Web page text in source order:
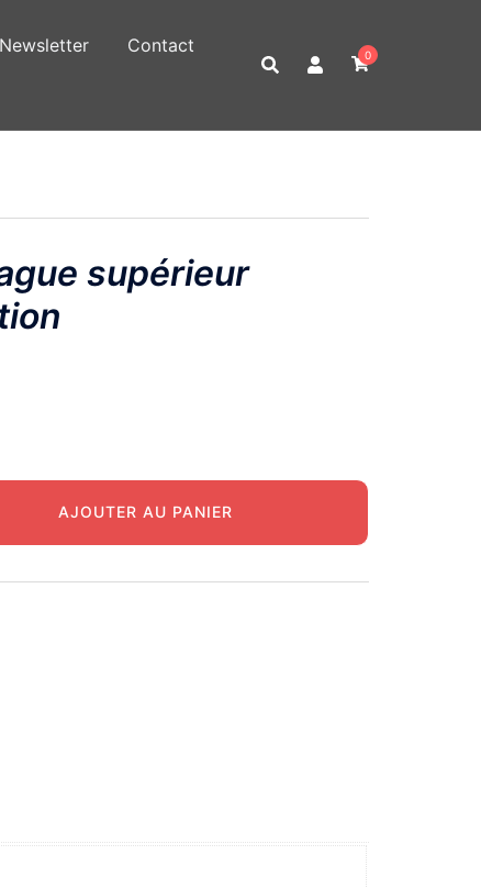
Newsletter
Contact
0
supérieur
AJOUTER AU PANIER